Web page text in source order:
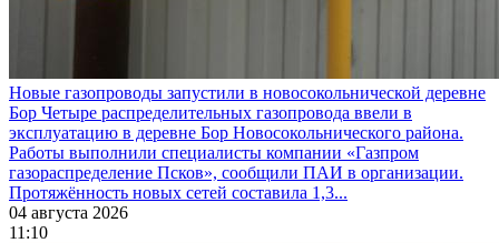
Новые газопроводы запустили в новосокольнической деревне
Бор Четыре распределительных газопровода ввели в
эксплуатацию в деревне Бор Новосокольнического района.
Работы выполнили специалисты компании «Газпром
газораспределение Псков», сообщили ПАИ в организации.
Протяжённость новых сетей составила 1,3...
04 августа 2026
11:10